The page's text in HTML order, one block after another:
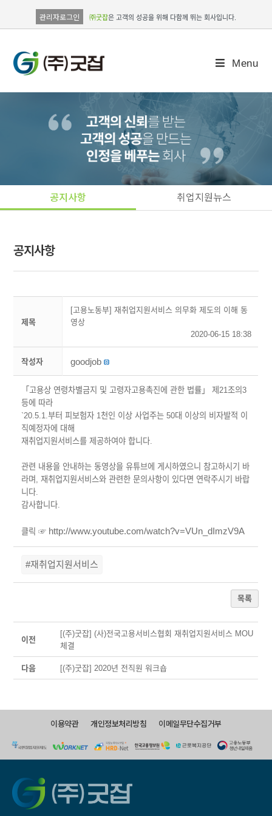
관리자로그인 ㈜굿잡은 고객의 성공을 위해 다함께 뛰는 회사입니다.
Menu
공지사항 취업지원뉴스
공지사항
제목
[고용노동부] 재취업지원서비스 의무화 제도의 이해 동
영상
2020-06-15 18:38
작성자 goodjob
「고용상 연령차별금지 및 고령자고용촉진에 관한 법률」 제21조의3
등에 따라
`20.5.1.부터 피보험자 1천인 이상 사업주는 50대 이상의 비자발적 이
직예정자에 대해
재취업지원서비스를 제공하여야 합니다.
관련 내용을 안내하는 동영상을 유튜브에 게시하였으니 참고하시기 바
라며, 재취업지원서비스와 관련한 문의사항이 있다면 연락주시기 바랍
니다.
감사합니다.
클릭 ☞ http://www.youtube.com/watch?v=VUn_dImzV9A
#재취업지원서비스
목록
이전
[(주)굿잡] (사)전국고용서비스협회 재취업지원서비스 MOU
체결
다음 [(주)굿잡] 2020년 전직원 워크숍
이용약관 개인정보처리방침 이메일무단수집거부